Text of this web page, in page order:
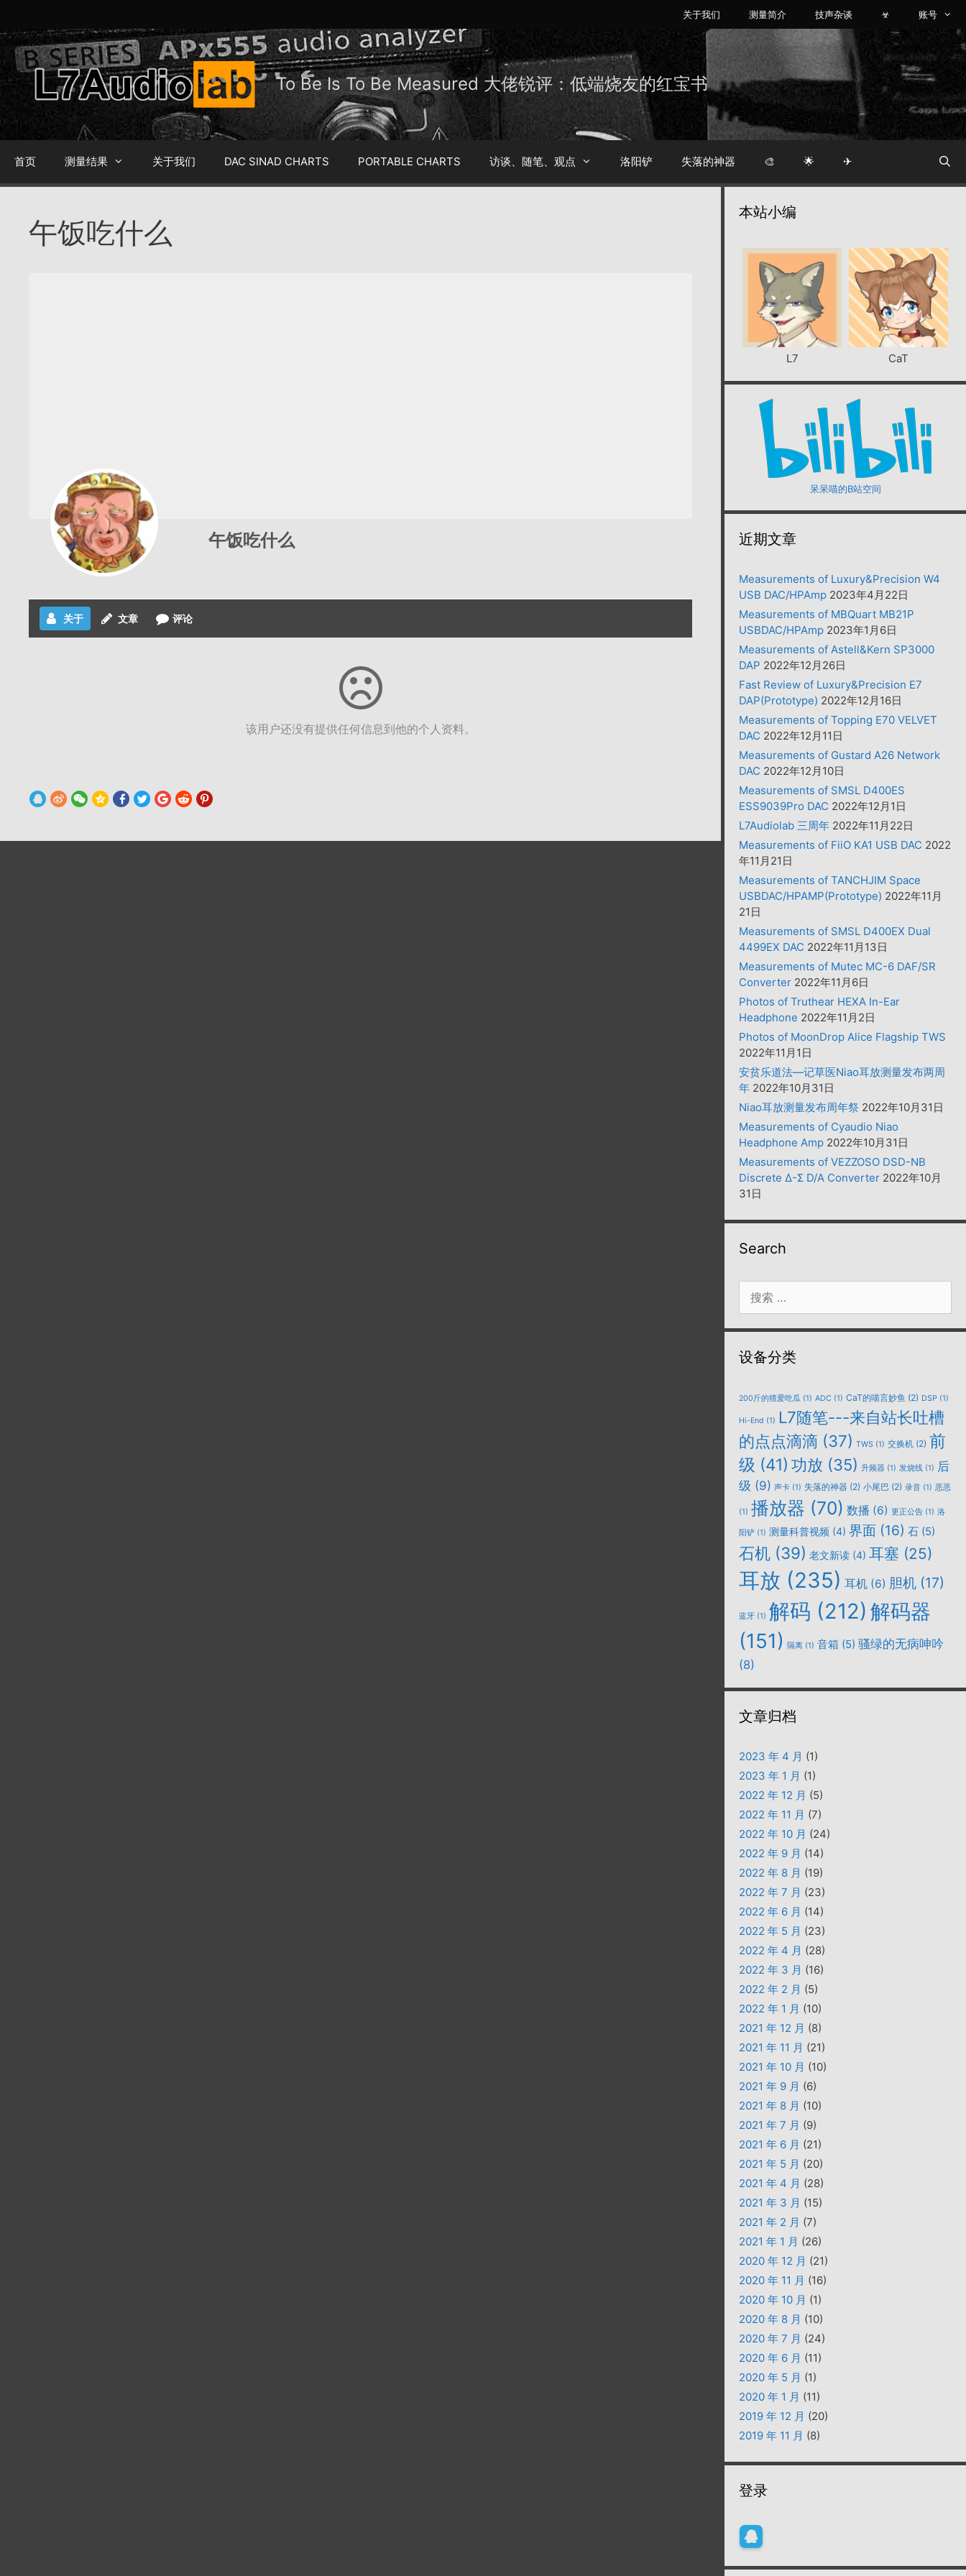
内
容
关于我们 测量简介 技声杂谈 ☣ 账号
To Be Is To Be Measured 大佬锐评：低端烧友的红宝书
首页 测量结果 关于我们 DAC SINAD CHARTS PORTABLE CHARTS 访谈、随笔、观点 洛阳铲 失落的神器 🎨 🌟 ✈
午饭吃什么
午饭吃什么
关于 文章 评论
该用户还没有提供任何信息到他的个人资料。
本站小编
L7 CaT
呆呆喵的B站空间
近期文章
Measurements of Luxury&Precision W4
USB DAC/HPAmp 2023年4月22日
Measurements of MBQuart MB21P
USBDAC/HPAmp 2023年1月6日
Measurements of Astell&Kern SP3000
DAP 2022年12月26日
Fast Review of Luxury&Precision E7
DAP(Prototype) 2022年12月16日
Measurements of Topping E70 VELVET
DAC 2022年12月11日
Measurements of Gustard A26 Network
DAC 2022年12月10日
Measurements of SMSL D400ES
ESS9039Pro DAC 2022年12月1日
L7Audiolab 三周年 2022年11月22日
Measurements of FiiO KA1 USB DAC 2022
年11月21日
Measurements of TANCHJIM Space
USBDAC/HPAMP(Prototype) 2022年11月
21日
Measurements of SMSL D400EX Dual
4499EX DAC 2022年11月13日
Measurements of Mutec MC-6 DAF/SR
Converter 2022年11月6日
Photos of Truthear HEXA In-Ear
Headphone 2022年11月2日
Photos of MoonDrop Alice Flagship TWS
2022年11月1日
安贫乐道法—记草医Niao耳放测量发布两周
年 2022年10月31日
Niao耳放测量发布周年祭 2022年10月31日
Measurements of Cyaudio Niao
Headphone Amp 2022年10月31日
Measurements of VEZZOSO DSD-NB
Discrete Δ-Σ D/A Converter 2022年10月
31日
Search
索：
设备分类
200斤的猹爱吃瓜 (1) ADC (1) CaT的喵言妙鱼 (2) DSP (1)
Hi-End (1) L7随笔---来自站长吐槽
的点点滴滴 (37) TWS (1) 交换机 (2) 前
级 (41) 功放 (35) 升频器 (1) 发烧线 (1) 后
级 (9) 声卡 (1) 失落的神器 (2) 小尾巴 (2) 录音 (1) 恶恶
(1) 播放器 (70) 数播 (6) 更正公告 (1) 洛
阳铲 (1) 测量科普视频 (4) 界面 (16) 石 (5)
石机 (39) 老文新读 (4) 耳塞 (25)
耳放 (235) 耳机 (6) 胆机 (17)
蓝牙 (1) 解码 (212) 解码器
(151) 隔离 (1) 音箱 (5) 骚绿的无病呻吟
(8)
文章归档
2023 年 4 月 (1)
2023 年 1 月 (1)
2022 年 12 月 (5)
2022 年 11 月 (7)
2022 年 10 月 (24)
2022 年 9 月 (14)
2022 年 8 月 (19)
2022 年 7 月 (23)
2022 年 6 月 (14)
2022 年 5 月 (23)
2022 年 4 月 (28)
2022 年 3 月 (16)
2022 年 2 月 (5)
2022 年 1 月 (10)
2021 年 12 月 (8)
2021 年 11 月 (21)
2021 年 10 月 (10)
2021 年 9 月 (6)
2021 年 8 月 (10)
2021 年 7 月 (9)
2021 年 6 月 (21)
2021 年 5 月 (20)
2021 年 4 月 (28)
2021 年 3 月 (15)
2021 年 2 月 (7)
2021 年 1 月 (26)
2020 年 12 月 (21)
2020 年 11 月 (16)
2020 年 10 月 (1)
2020 年 8 月 (10)
2020 年 7 月 (24)
2020 年 6 月 (11)
2020 年 5 月 (1)
2020 年 1 月 (11)
2019 年 12 月 (20)
2019 年 11 月 (8)
登录